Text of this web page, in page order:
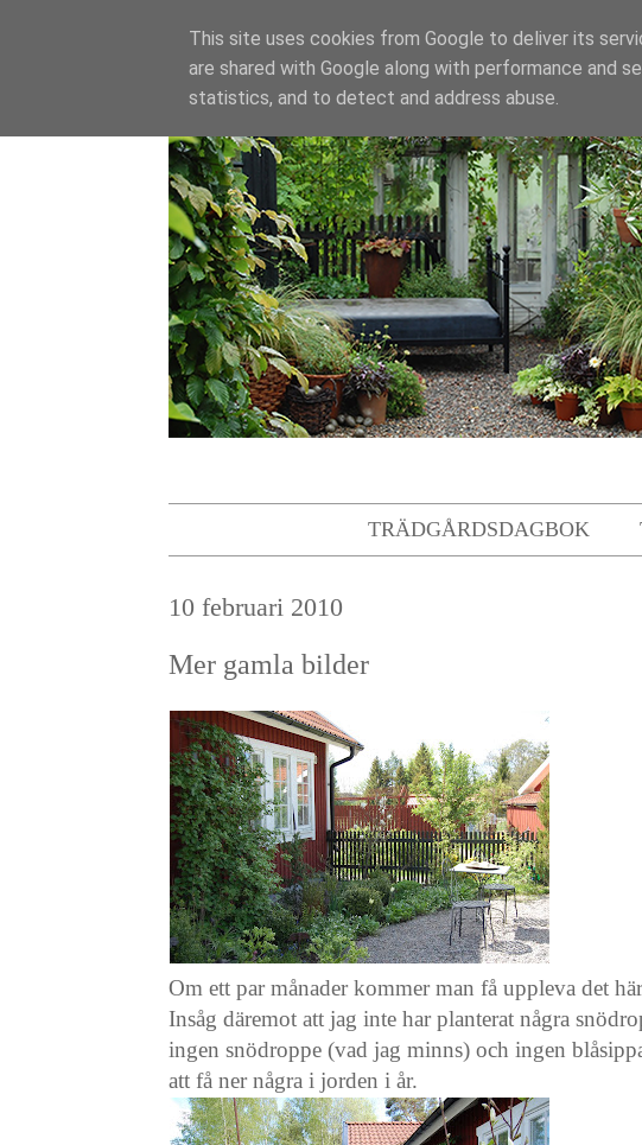
TRÄDGÅRDSDAGBOK
10 februari 2010
Mer gamla bilder
Om ett par månader kommer man få uppleva det
Insåg däremot att jag inte har planterat några
ingen snödroppe (vad jag minns) och ingen
att få ner några i jorden i år.
This site uses cookies from Google to deliver its
are shared with Google along with performance and
statistics, and to detect and address abuse.